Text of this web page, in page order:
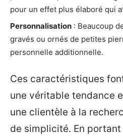
pour un effet plus élaboré qui
Personnalisation : Beaucoup
gravés ou ornés de petites
personnelle additionnelle.
Ces caractéristiques
une véritable tendance
une clientèle à la
de simplicité. En